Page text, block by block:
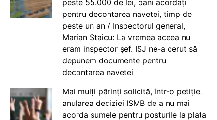
peste 55.000 de lei, bani acordați
pentru decontarea navetei, timp de
peste un an / Inspectorul general,
Marian Staicu: La vremea aceea nu
eram inspector șef. ISJ ne-a cerut să
depunem documente pentru
decontarea navetei
Mai mulți părinți solicită, într-o petiție,
anularea deciziei ISMB de a nu mai
acorda sumele pentru posturile la plata